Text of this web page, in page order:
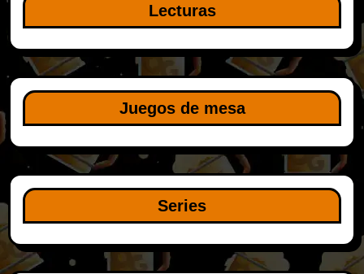
Lecturas
Juegos de mesa
Series